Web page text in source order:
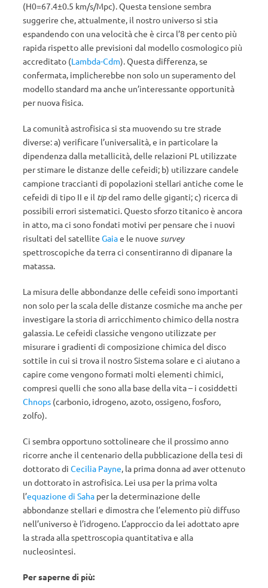
(H0=67.4±0.5 km/s/Mpc). Questa tensione sembra
suggerire che, attualmente, il nostro universo si stia
espandendo con una velocità che è circa l’8 per cento più
rapida rispetto alle previsioni dal modello cosmologico più
accreditato (Lambda-Cdm). Questa differenza, se
confermata, implicherebbe non solo un superamento del
modello standard ma anche un’interessante opportunità
per nuova fisica.
La comunità astrofisica si sta muovendo su tre strade
diverse: a) verificare l’universalità, e in particolare la
dipendenza dalla metallicità, delle relazioni PL utilizzate
per stimare le distanze delle cefeidi; b) utilizzare candele
campione traccianti di popolazioni stellari antiche come le
cefeidi di tipo II e il tipdel ramo delle giganti; c) ricerca di
possibili errori sistematici. Questo sforzo titanico è ancora
in atto, ma ci sono fondati motivi per pensare che i nuovi
risultati del satellite Gaiae le nuove survey
spettroscopiche da terra ci consentiranno di dipanare la
matassa.
La misura delle abbondanze delle cefeidi sono importanti
non solo per la scala delle distanze cosmiche ma anche per
investigare la storia di arricchimento chimico della nostra
galassia. Le cefeidi classiche vengono utilizzate per
misurare i gradienti di composizione chimica del disco
sottile in cui si trova il nostro Sistema solare e ci aiutano a
capire come vengono formati molti elementi chimici,
compresi quelli che sono alla base della vita – i cosiddetti
Chnops (carbonio, idrogeno, azoto, ossigeno, fosforo,
zolfo).
Ci sembra opportuno sottolineare che il prossimo anno
ricorre anche il centenario della pubblicazione della tesi di
dottorato di Cecilia Payne, la prima donna ad aver ottenuto
un dottorato in astrofisica. Lei usa per la prima volta
l’equazione di Saha per la determinazione delle
abbondanze stellari e dimostra che l’elemento più diffuso
nell’universo è l’idrogeno. L’approccio da lei adottato apre
la strada alla spettroscopia quantitativa e alla
nucleosintesi.
Per saperne di più: